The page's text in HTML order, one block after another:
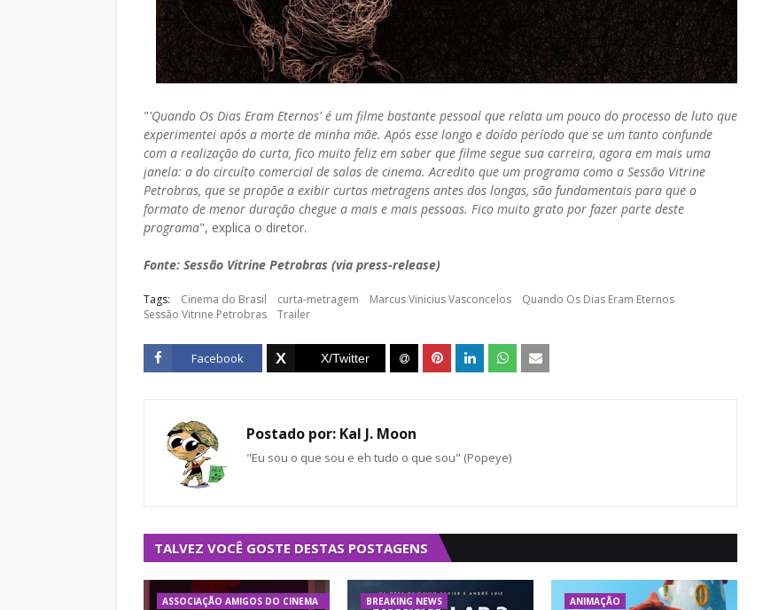
"'Quando Os Dias Eram Eternos' é um filme bastante pessoal que relata um pouco do processo de luto que
experimentei após a morte de minha mãe. Após esse longo e doído período que se um tanto confunde
com a realização do curta, fico muito feliz em saber que filme segue sua carreira, agora em mais uma
janela: a do circuíto comercial de salas de cinema. Acredito que um programa como a Sessão Vitrine
Petrobras, que se propõe a exibir curtas metragens antes dos longas, são fundamentais para que o
formato de menor duração chegue a mais e mais pessoas. Fico muito grato por fazer parte deste
programa", explica o diretor.
Fonte: Sessão Vitrine Petrobras (via press-release)
Tags: Cinema do Brasil curta-metragem Marcus Vinicius Vasconcelos
Quando Os Dias Eram Eternos
Sessão Vitrine Petrobras
Trailer
Facebook
Postado por: Kal J. Moon
"Eu sou o que sou e eh tudo o que sou" (Popeye)
TALVEZ VOCÊ GOSTE DESTAS POSTAGENS
ASSOCIAÇÃO AMIGOS DO CINEMA
BREAKING NEWS ANIMAÇÃO